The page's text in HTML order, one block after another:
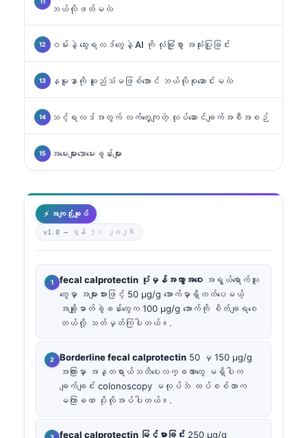
ဘယ်လိုဖတ်မလဲ
ဝမ်းနဲ့ သွေးရလဒ်တွေနဲ့ AI ကို လုံခြုံစွာ အသုံးပြုခြင်း
နမူနာကို ဆူညံသံမဖြစ်အောင် ဘယ်လိုစုဆောင်းမလဲ
သင့်ရလဒ်အတွက် လက်တွေ့ကျတဲ့ လုပ်ဆောင်ချက်အစီအစဉ်
အမေးများသောမေးခွန်းများ
⚡ အကျဉ်းချုပ်
v1.0 — ဇွန် ၇၊ ၂၀၂၆
fecal calprotectin ပုံမှန်အကွာအဝေး အရွယ်ရောက်သူ
တွေမှာ အများအားဖြင့် 50 µg/g အောက်မှာရှိတတ်ပေမယ့်
အချို့ဓာတ်ခွဲခန်းတွေက 100 µg/g အောက်ကို စိတ်ချရစေ
တယ်လို့ သတ်မှတ်ကြပါတယ်။.
Borderline fecal calprotectin 50 မှ 150 µg/g
အကြားမှာ အန္တရာယ်သတိပေးလက္ခဏာတွေ မရှိပါက
ချက်ချင်း colonoscopy မလုပ်ဘဲ ထပ်စစ်တာက
မကြာခဏ ပိုလိုအပ်ပါတယ်။.
fecal calprotectin မြင့်မားခြင်း 250 µg/g